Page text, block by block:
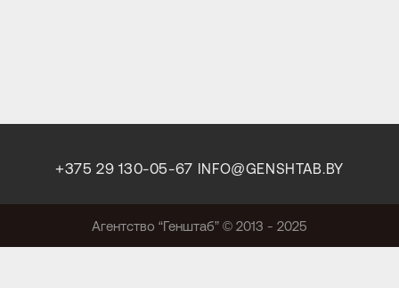
+375 29 130-05-67 INFO@GENSHTAB.BY
Агентство “Генштаб” © 2013 - 2025